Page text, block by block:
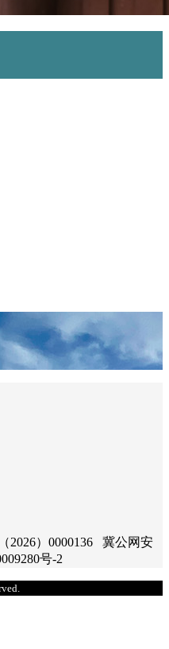
2026）0000136 冀公网安
号-2